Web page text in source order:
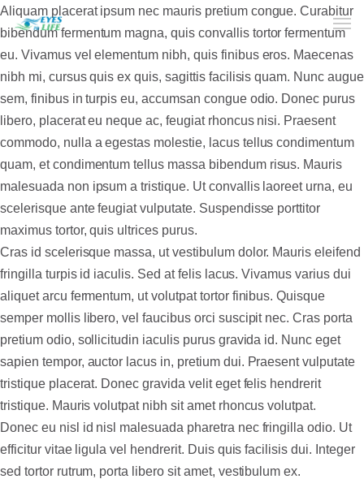
What We do
Your Experience
eGift Cards
FAQ
Aliquam placerat ipsum nec mauris pretium congue. Curabitur
bibendum fermentum magna, quis convallis tortor fermentum
eu. Vivamus vel elementum nibh, quis finibus eros. Maecenas
nibh mi, cursus quis ex quis, sagittis facilisis quam. Nunc augue
sem, finibus in turpis eu, accumsan congue odio. Donec purus
libero, placerat eu neque ac, feugiat rhoncus nisi. Praesent
commodo, nulla a egestas molestie, lacus tellus condimentum
quam, et condimentum tellus massa bibendum risus. Mauris
malesuada non ipsum a tristique. Ut convallis laoreet urna, eu
scelerisque ante feugiat vulputate. Suspendisse porttitor
maximus tortor, quis ultrices purus.
Cras id scelerisque massa, ut vestibulum dolor. Mauris eleifend
fringilla turpis id iaculis. Sed at felis lacus. Vivamus varius dui
aliquet arcu fermentum, ut volutpat tortor finibus. Quisque
semper mollis libero, vel faucibus orci suscipit nec. Cras porta
pretium odio, sollicitudin iaculis purus gravida id. Nunc eget
sapien tempor, auctor lacus in, pretium dui. Praesent vulputate
tristique placerat. Donec gravida velit eget felis hendrerit
tristique. Mauris volutpat nibh sit amet rhoncus volutpat.
Donec eu nisl id nisl malesuada pharetra nec fringilla odio. Ut
efficitur vitae ligula vel hendrerit. Duis quis facilisis dui. Integer
sed tortor rutrum, porta libero sit amet, vestibulum ex.